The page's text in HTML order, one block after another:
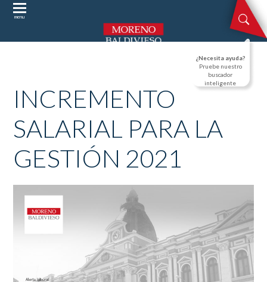
menu
¿Necesita ayuda?
Pruebe nuestro
buscador
inteligente
INCREMENTO
SALARIAL PARA LA
GESTIÓN 2021